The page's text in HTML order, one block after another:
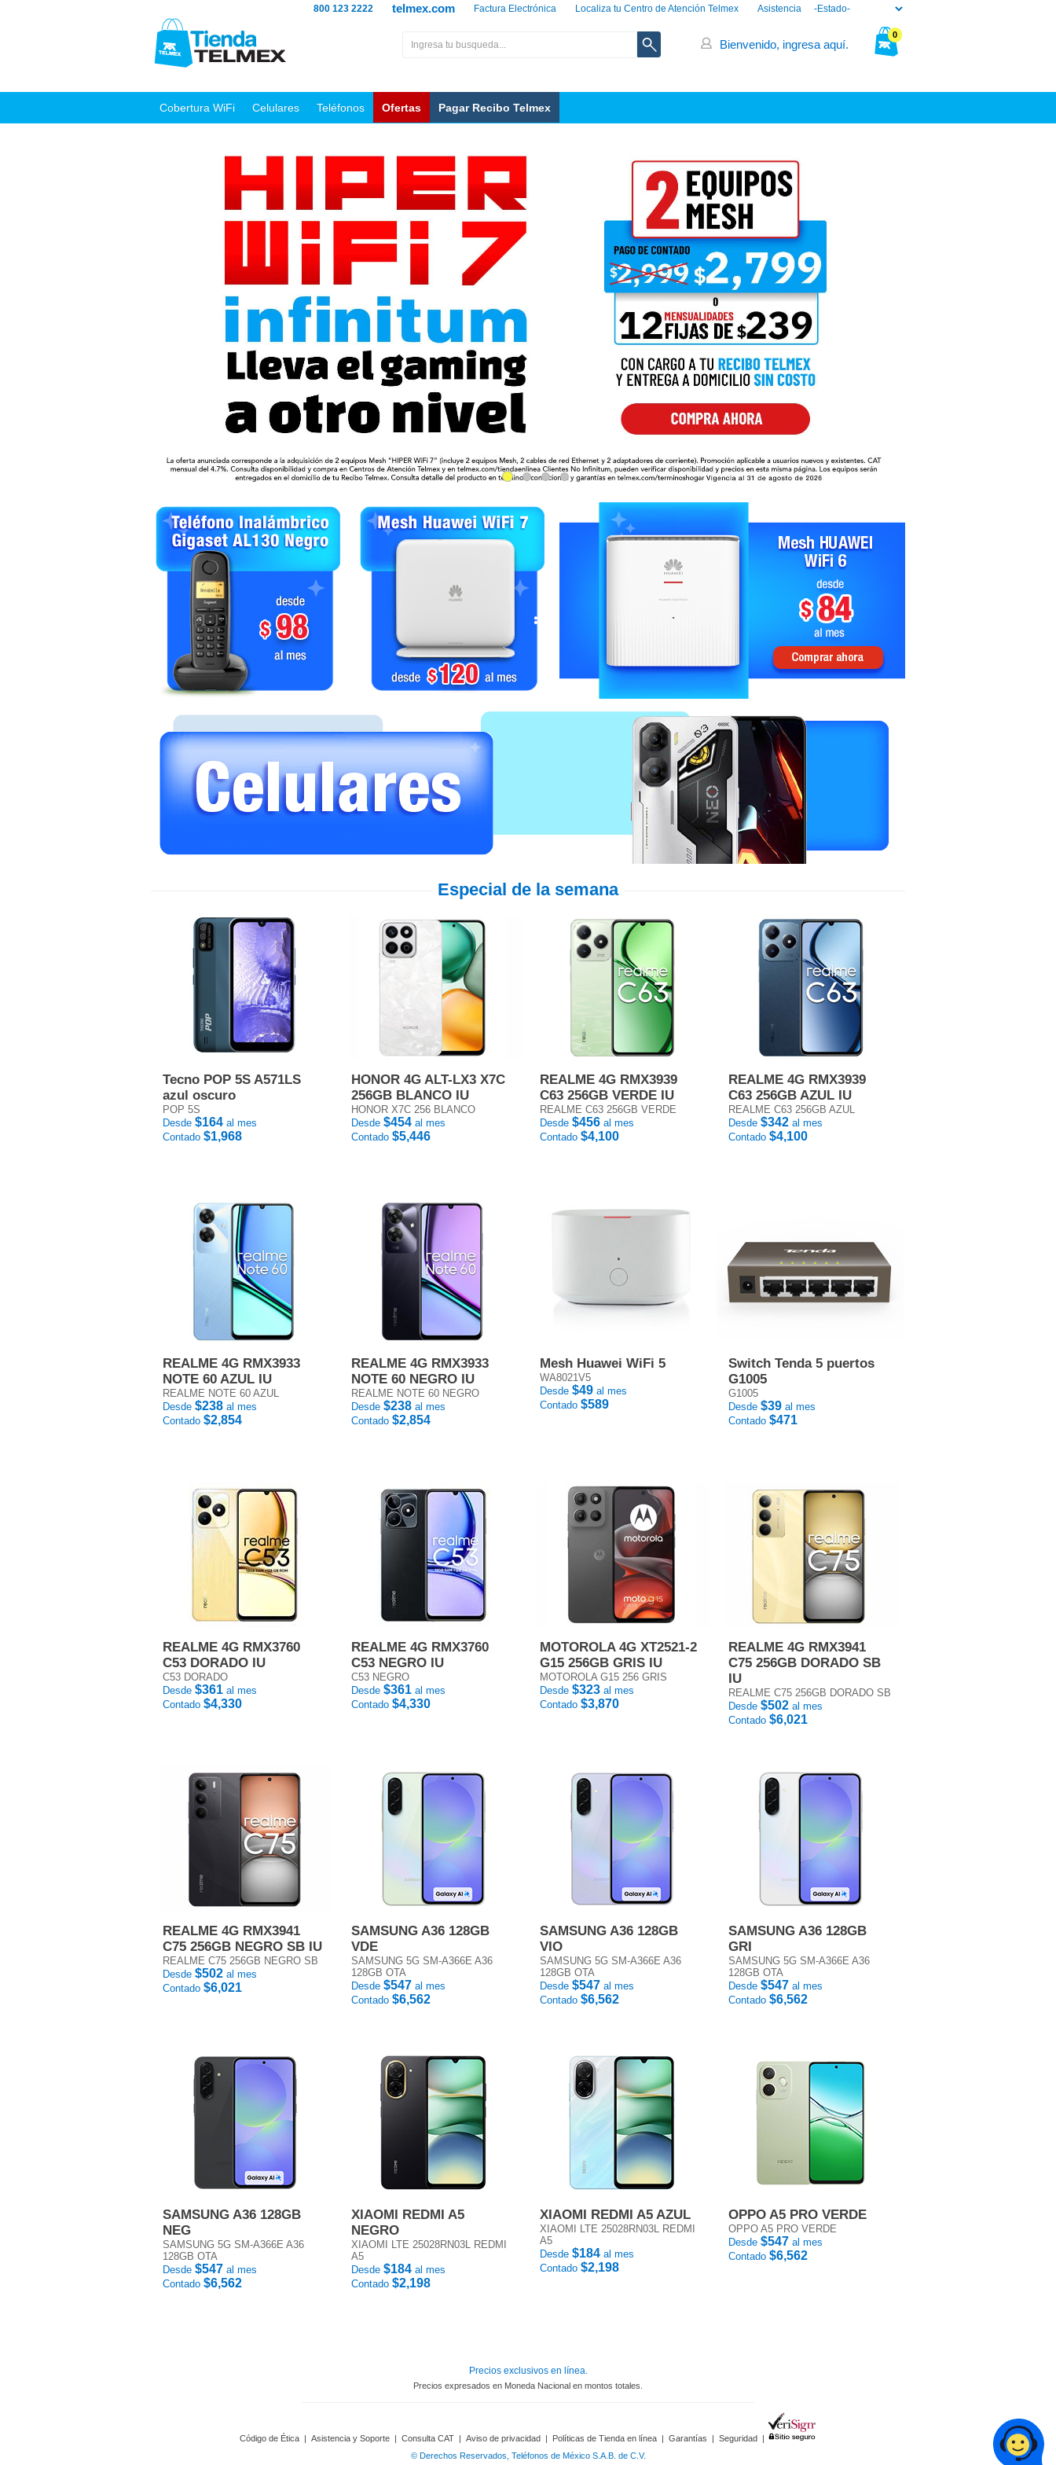
Asistencia
Localiza tu Centro de Atención Telmex
Factura Electrónica
telmex.com
800 123 2222
0
Bienvenido, ingresa aquí.
Cobertura WiFi Celulares Teléfonos Ofertas Pagar Recibo Telmex
Especial de la semana
Tecno POP 5S A571LS
azul oscuro
POP 5S
Desde $164 al mes
Contado $1,968
HONOR 4G ALT-LX3 X7C
256GB BLANCO IU
HONOR X7C 256 BLANCO
Desde $454 al mes
Contado $5,446
REALME 4G RMX3939
C63 256GB VERDE IU
REALME C63 256GB VERDE
Desde $456 al mes
Contado $4,100
REALME 4G RMX3939
C63 256GB AZUL IU
REALME C63 256GB AZUL
Desde $342 al mes
Contado $4,100
REALME 4G RMX3933
NOTE 60 AZUL IU
REALME NOTE 60 AZUL
Desde $238 al mes
Contado $2,854
REALME 4G RMX3933
NOTE 60 NEGRO IU
REALME NOTE 60 NEGRO
Desde $238 al mes
Contado $2,854
Mesh Huawei WiFi 5
WA8021V5
Desde $49 al mes
Contado $589
Switch Tenda 5 puertos
G1005
G1005
Desde $39 al mes
Contado $471
REALME 4G RMX3760
C53 DORADO IU
C53 DORADO
Desde $361 al mes
Contado $4,330
REALME 4G RMX3760
C53 NEGRO IU
C53 NEGRO
Desde $361 al mes
Contado $4,330
MOTOROLA 4G XT2521-2
G15 256GB GRIS IU
MOTOROLA G15 256 GRIS
Desde $323 al mes
Contado $3,870
REALME 4G RMX3941
C75 256GB DORADO SB
IU
REALME C75 256GB DORADO SB
Desde $502 al mes
Contado $6,021
REALME 4G RMX3941
C75 256GB NEGRO SB IU
REALME C75 256GB NEGRO SB
Desde $502 al mes
Contado $6,021
SAMSUNG A36 128GB
VDE
SAMSUNG 5G SM-A366E A36
128GB OTA
Desde $547 al mes
Contado $6,562
SAMSUNG A36 128GB
VIO
SAMSUNG 5G SM-A366E A36
128GB OTA
Desde $547 al mes
Contado $6,562
SAMSUNG A36 128GB
GRI
SAMSUNG 5G SM-A366E A36
128GB OTA
Desde $547 al mes
Contado $6,562
SAMSUNG A36 128GB
NEG
SAMSUNG 5G SM-A366E A36
128GB OTA
Desde $547 al mes
Contado $6,562
XIAOMI REDMI A5
NEGRO
XIAOMI LTE 25028RN03L REDMI
A5
Desde $184 al mes
Contado $2,198
XIAOMI REDMI A5 AZUL
XIAOMI LTE 25028RN03L REDMI
A5
Desde $184 al mes
Contado $2,198
OPPO A5 PRO VERDE
OPPO A5 PRO VERDE
Desde $547 al mes
Contado $6,562
Precios exclusivos en línea.
Precios expresados en Moneda Nacional en montos totales.
Código de Ética | Asistencia y Soporte | Consulta CAT | Aviso de privacidad | Políticas de Tienda en línea | Garantías | Seguridad |
© Derechos Reservados, Teléfonos de México S.A.B. de C.V.